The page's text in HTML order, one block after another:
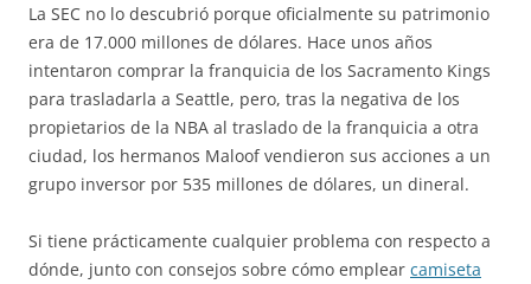
La SEC no lo descubrió porque oficialmente su patrimonio
era de 17.000 millones de dólares. Hace unos años
intentaron comprar la franquicia de los Sacramento Kings
para trasladarla a Seattle, pero, tras la negativa de los
propietarios de la NBA al traslado de la franquicia a otra
ciudad, los hermanos Maloof vendieron sus acciones a un
grupo inversor por 535 millones de dólares, un dineral.
Si tiene prácticamente cualquier problema con respecto a
dónde, junto con consejos sobre cómo emplear camiseta